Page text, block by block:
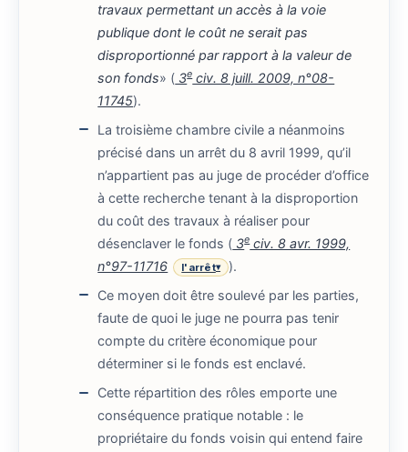
travaux permettant un accès à la voie
publique dont le coût ne serait pas
disproportionné par rapport à la valeur de
son fonds» ( 3eciv. 8 juill. 2009, n°08-
11745).
La troisième chambre civile a néanmoins
précisé dans un arrêt du 8 avril 1999, qu’il
n’appartient pas au juge de procéder d’office
à cette recherche tenant à la disproportion
du coût des travaux à réaliser pour
désenclaver le fonds ( 3eciv. 8 avr. 1999,
n°97-11716
l'arrêt▾
).
Ce moyen doit être soulevé par les parties,
faute de quoi le juge ne pourra pas tenir
compte du critère économique pour
déterminer si le fonds est enclavé.
Cette répartition des rôles emporte une
conséquence pratique notable : le
propriétaire du fonds voisin qui entend faire